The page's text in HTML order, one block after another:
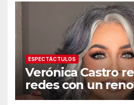
ESPECTÁCTULOS
Verónica Castro
redes con un
cambio de look